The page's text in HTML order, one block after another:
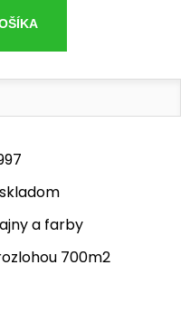
a farby
700m2